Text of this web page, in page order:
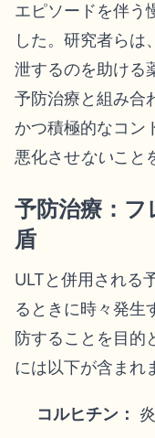
エピソードを伴う
した。研究者らは
泄するのを助ける
予防治療と組み合
かつ積極的なコン
悪化させないこと
予防治療：
盾
ULTと併用される
るときに時々発生
防することを目的
には以下が含まれ
コルヒチン：